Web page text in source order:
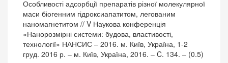
Особливості адсорбції препаратів різної молекулярної
маси біогенним гідроксиапатитом, легованим
наномагнетитом // V Наукова конференція
«Нанорозмірні системи: будова, властивості,
технології» НАНСИС – 2016. м. Київ, Україна, 1-2
груд. 2016 р. – м. Київ, Україна, 2016. – C. 134. – (0.5)